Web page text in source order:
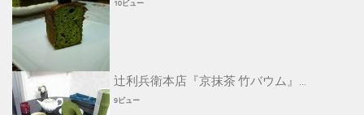
10ビュー
辻利兵衛本店『京抹茶 竹バウム』...
9ビュー